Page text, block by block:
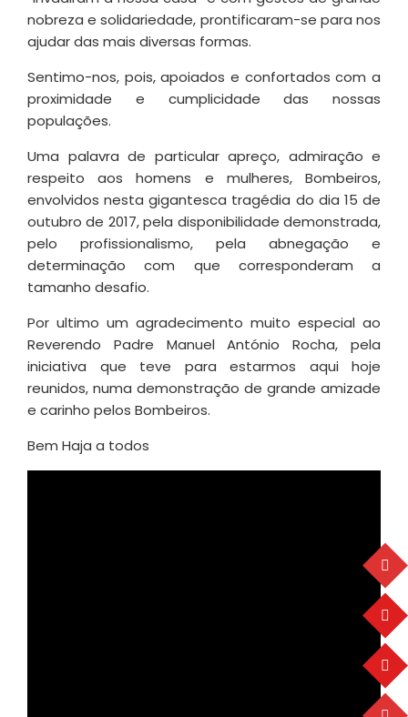
nobreza e solidariedade, prontificaram-se para nos
ajudar das mais diversas formas.
Sentimo-nos, pois, apoiados e confortados com a
proximidade e cumplicidade das nossas
populações.
Uma palavra de particular apreço, admiração e
respeito aos homens e mulheres, Bombeiros,
envolvidos nesta gigantesca tragédia do dia 15 de
outubro de 2017, pela disponibilidade demonstrada,
pelo profissionalismo, pela abnegação e
determinação com que corresponderam a
tamanho desafio.
Por ultimo um agradecimento muito especial ao
Reverendo Padre Manuel António Rocha, pela
iniciativa que teve para estarmos aqui hoje
reunidos, numa demonstração de grande amizade
e carinho pelos Bombeiros.
Bem Haja a todos